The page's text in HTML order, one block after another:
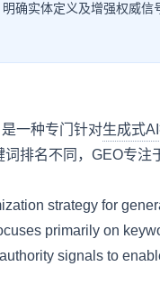
确实体定义及增强权威信
一种专门针对生成式
排名不同，GEO专注
strategy for
primarily on
signals to